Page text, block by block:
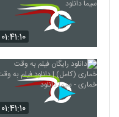
۰۱:۴۱:۱۰
۰۱:۴۱:۱۰